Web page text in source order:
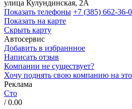
улица Кулундинская, 2А
Показать телефоны +7 (385) 662-36-
Показать на карте
Скрыть карту
Автосервис
Добавить в избраннное
Написать отзыв
Компании не существует?
Хочу поднять свою компанию на
Реклама
Сто
/ 0.00